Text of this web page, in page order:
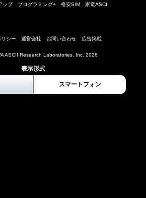
ップ プログラミング+ 格安SIM 家電ASCII
シー 運営会社 お問い合わせ 広告掲載
ASCII Research Laboratories, Inc. 2026
表示形式
スマートフォン